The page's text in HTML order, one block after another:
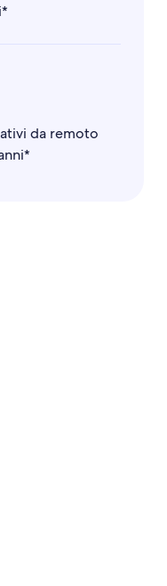
da remoto